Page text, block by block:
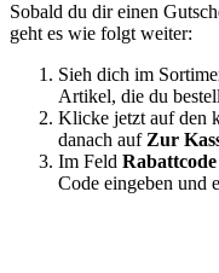
Sobald du dir einen
geht es wie folgt weiter:
Sieh dich im
Artikel, die du
Klicke jetzt auf den
danach aufZur
Im Feld
Code eingeben und